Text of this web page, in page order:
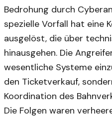
Bedrohung durch
spezielle Vorfall hat eine
ausgelöst, die über
hinausgehen. Die
wesentliche Systeme
den Ticketverkauf,
Koordination des
Die Folgen waren